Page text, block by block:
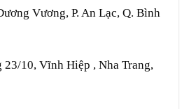
Vương, P. An Lạc, Q. Bình
23/10, Vĩnh Hiệp , Nha Trang,